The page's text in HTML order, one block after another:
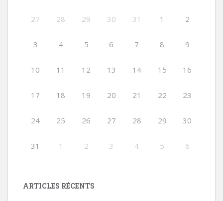
27 28 29 30 31 1 2
3 4 5 6 7 8 9
10 11 12 13 14 15 16
17 18 19 20 21 22 23
24 25 26 27 28 29 30
31 1 2 3 4 5 6
ARTICLES RÉCENTS